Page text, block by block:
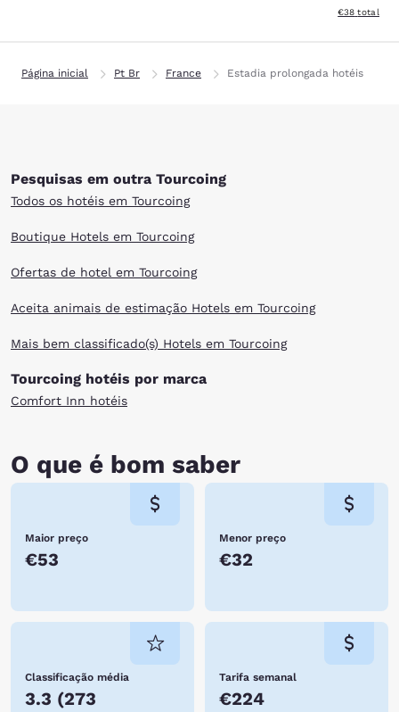
Exibir
€38 total
Página inicial Pt Br France Estadia prolongada hotéis
Pesquisas em outra Tourcoing
Todos os hotéis em Tourcoing
Boutique Hotels em Tourcoing
Ofertas de hotel em Tourcoing
Aceita animais de estimação Hotels em Tourcoing
Mais bem classificado(s) Hotels em Tourcoing
Tourcoing hotéis por marca
Comfort Inn hotéis
O que é bom saber
Maior preço
€53
Menor preço
€32
Classificação média
3.3 (273
Tarifa semanal
€224